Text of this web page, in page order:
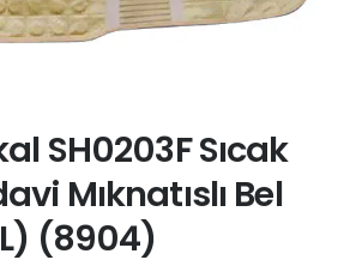
SH0203F Sıcak
Mıknatıslı Bel
(8904)